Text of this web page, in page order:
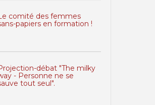
comité des femmes
papiers en formation !
débat "The milky
- Personne ne se
tout seul".